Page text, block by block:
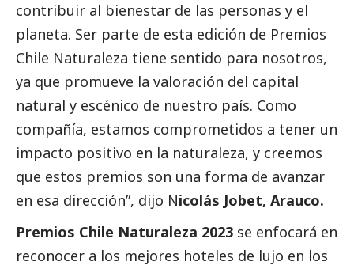
contribuir al bienestar de las personas y el
planeta. Ser parte de esta edición de Premios
Chile Naturaleza tiene sentido para nosotros,
ya que promueve la valoración del capital
natural y escénico de nuestro país. Como
compañía, estamos comprometidos a tener un
impacto positivo en la naturaleza, y creemos
que estos premios son una forma de avanzar
en esa dirección”, dijo Nicolás Jobet, Arauco.
Premios Chile Naturaleza 2023 se enfocará en
reconocer a los mejores hoteles de lujo en los